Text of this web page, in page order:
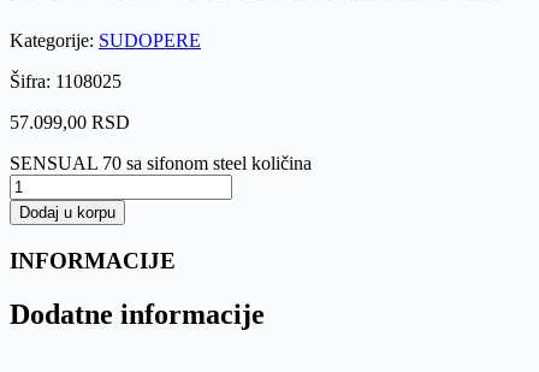
Kategorije: SUDOPERE
Šifra: 1108025
57.099,00 RSD
SENSUAL 70 sa sifonom steel količina
Dodaj u korpu
INFORMACIJE
Dodatne informacije